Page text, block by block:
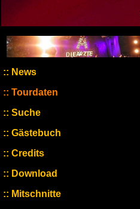
News
Tourdaten
Suche
Gästebuch
Credits
Download
Mitschnitte